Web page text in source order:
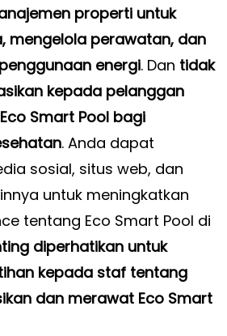
properti untuk
mengelola perawatan, dan
energi. Dan tidak
kepada pelanggan
Smart Pool bagi
. Anda dapat
sosial, situs web, dan
untuk meningkatkan
tentang Eco Smart Pool di
diperhatikan untuk
kepada staf tentang
dan merawat Eco Smart